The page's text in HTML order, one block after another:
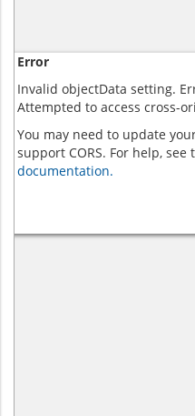
Error
Invalid objectData setting.
Attempted to access cross-
You may need to update
support CORS. For help, see
documentation.